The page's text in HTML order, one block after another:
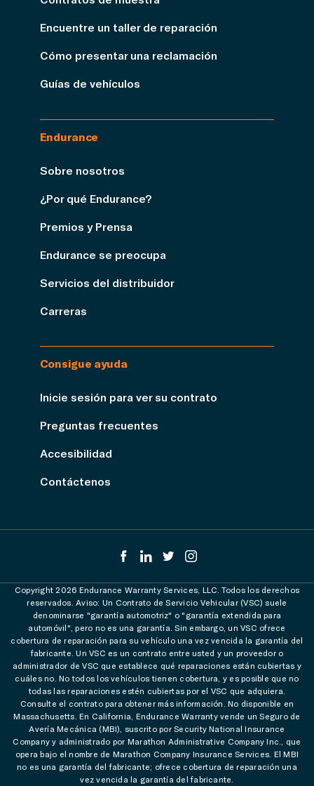
Encuentre un taller de reparación
Cómo presentar una reclamación
Guías de vehículos
Endurance
Sobre nosotros
¿Por qué Endurance?
Premios y Prensa
Endurance se preocupa
Servicios del distribuidor
Carreras
Consigue ayuda
Inicie sesión para ver su contrato
Preguntas frecuentes
Accesibilidad
Contáctenos
Copyright 2026 Endurance Warranty Services, LLC. Todos los derechos
reservados. Aviso: Un Contrato de Servicio Vehicular (VSC) suele
denominarse "garantía automotriz" o "garantía extendida para
automóvil", pero no es una garantía. Sin embargo, un VSC ofrece
cobertura de reparación para su vehículo una vez vencida la garantía del
fabricante. Un VSC es un contrato entre usted y un proveedor o
administrador de VSC que establece qué reparaciones están cubiertas y
cuáles no. No todos los vehículos tienen cobertura, y es posible que no
todas las reparaciones estén cubiertas por el VSC que adquiera.
Consulte el contrato para obtener más información. No disponible en
Massachusetts. En California, Endurance Warranty vende un Seguro de
Avería Mecánica (MBI), suscrito por Security National Insurance
Company y administrado por Marathon Administrative Company Inc., que
opera bajo el nombre de Marathon Company Insurance Services. El MBI
no es una garantía del fabricante; ofrece cobertura de reparación una
vez vencida la garantía del fabricante.